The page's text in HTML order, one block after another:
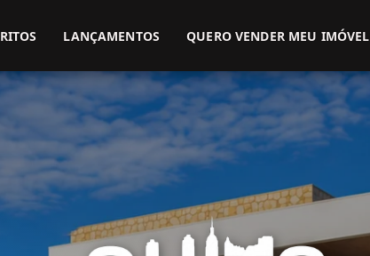
(51) 3416-9899 (51) 99914-3000
LANÇAMENTOS QUERO VENDER MEU IMÓVEL